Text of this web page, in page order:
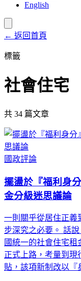
English
← 返回首頁
標籤
社會住宅
共 34 篇文章
國政評論
擺盪於『福利身
金分級迷思議論
一則關乎從居住正義
步深究之必要。 話
國統一的社會住宅租
正式上路，考量到現
貼，該項新制改以『